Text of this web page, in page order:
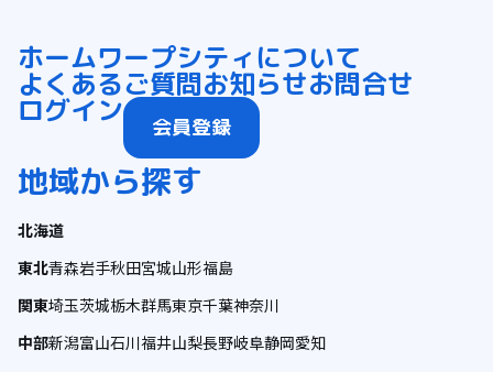
ホームワープシティについて
よくあるご質問お知らせお問合せ
ログイン 会員登録
地域から探す
北海道
東北青森岩手秋田宮城山形福島
関東埼玉茨城栃木群馬東京千葉神奈川
中部新潟富山石川福井山梨長野岐阜静岡愛知